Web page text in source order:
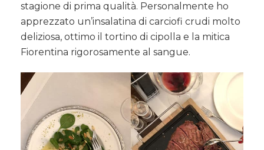
stagione di prima qualità. Personalmente ho
apprezzato un’insalatina di carciofi crudi molto
deliziosa, ottimo il tortino di cipolla e la mitica
Fiorentina rigorosamente al sangue.